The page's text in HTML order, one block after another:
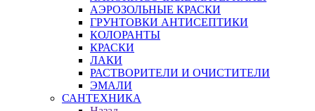
АЭРОЗОЛЬНЫЕ КРАСКИ
ГРУНТОВКИ АНТИСЕПТИКИ
КОЛОРАНТЫ
КРАСКИ
ЛАКИ
РАСТВОРИТЕЛИ И ОЧИСТИТЕЛИ
ЭМАЛИ
САНТЕХНИКА